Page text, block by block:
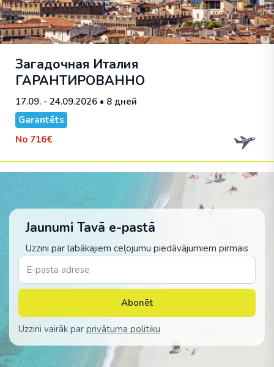
Загадочная Италия
ГАРАНТИРОВАННО
17.09. - 24.09.2026 • 8 дней
Garantēts
No 716€
Jaunumi Tavā e-pastā
Uzzini par labākajiem ceļojumu piedāvājumiem pirmais
Abonēt
Uzzini vairāk par privātuma politiku